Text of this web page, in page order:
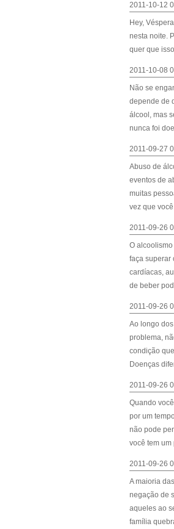
2011-10-12
Hey,
nesta noite.
quer que
2011-10-08
Não se
depende de
álcool, mas
nunca foi
2011-09-27
Abuso de
eventos de
muitas
vez que
2011-09-26
O
faça superar
cardíacas,
de beber
2011-09-26
Ao longo
problema,
condição
Doenças
2011-09-26
Quando
por um
não pode
você tem
2011-09-26
A maioria
negação de
aqueles ao
família